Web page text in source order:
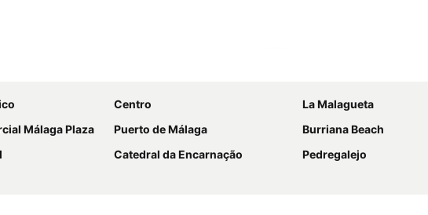
Centro
La Malagueta
Málaga Plaza Puerto de Málaga
Burriana Beach
Catedral da Encarnação
Pedregalejo